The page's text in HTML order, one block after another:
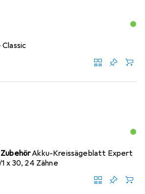
Akku-Kreissägeblatt Expert
x 30, 24 Zähne